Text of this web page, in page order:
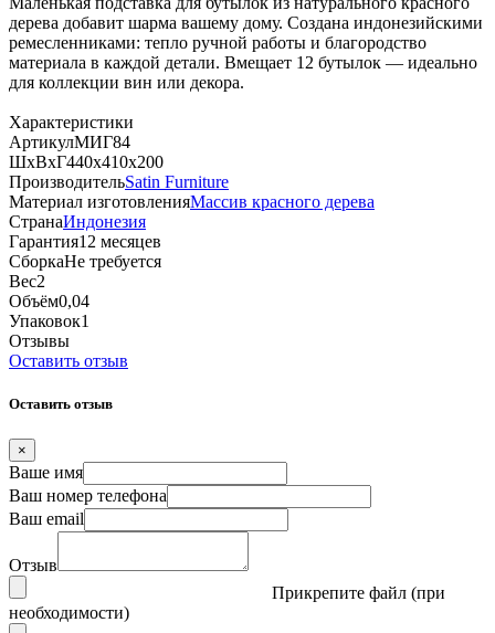
дерева добавит шарма вашему дому. Создана индонезийскими
ремесленниками: тепло ручной работы и благородство
материала в каждой детали. Вмещает 12 бутылок — идеально
для коллекции вин или декора.
Характеристики
АртикулМИГ84
ШхВхГ440х410х200
ПроизводительSatin Furniture
Материал изготовленияМассив красного дерева
СтранаИндонезия
Гарантия12 месяцев
СборкаНе требуется
Вес2
Объём0,04
Упаковок1
Отзывы
Оставить отзыв
Оставить отзыв
×
Ваше имя
Ваш номер телефона
Ваш email
Отзыв
Прикрепите файл (при
необходимости)